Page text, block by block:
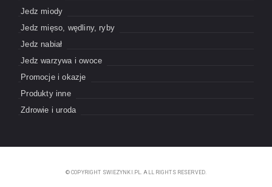
Jedz miody
Jedz mięso, wędliny, ryby
Jedz nabiał
Jedz warzywa i owoce
Promocje i okazje
Produkty inne
Zdrowie i uroda
© COPYRIGHT SWIEZYNKI.PL. ALL RIGHTS RESERVED.